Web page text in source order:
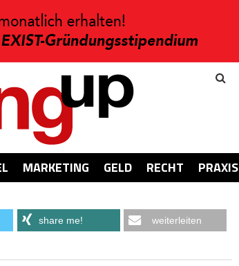
MARKETING GELD RECHT PRAXIS
share me! weiterleiten